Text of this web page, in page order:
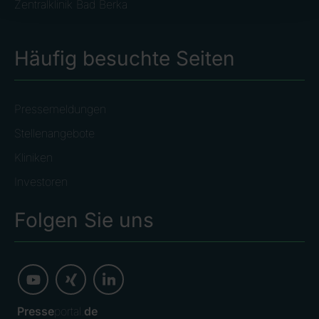
Zentralklinik Bad Berka
Häufig besuchte Seiten
Pressemeldungen
Stellenangebote
Kliniken
Investoren
Folgen Sie uns
Presseportal. de